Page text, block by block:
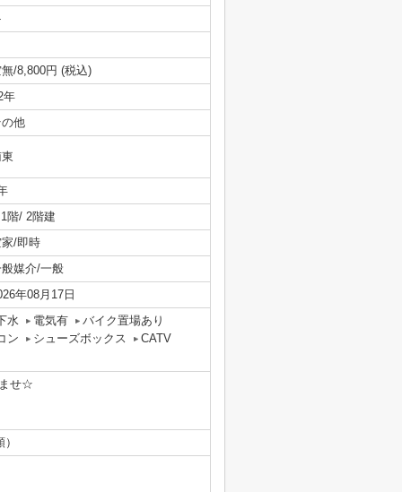
/8,800円 (税込)
年
他
階/ 2階建
/即時
媒介/一般
年08月17日
水
電気有
バイク置場あり
ン
シューズボックス CATV
せ☆